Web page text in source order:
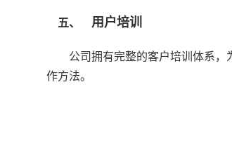
五、 用户培训
公司拥有完整的客户培训体系，
作方法。